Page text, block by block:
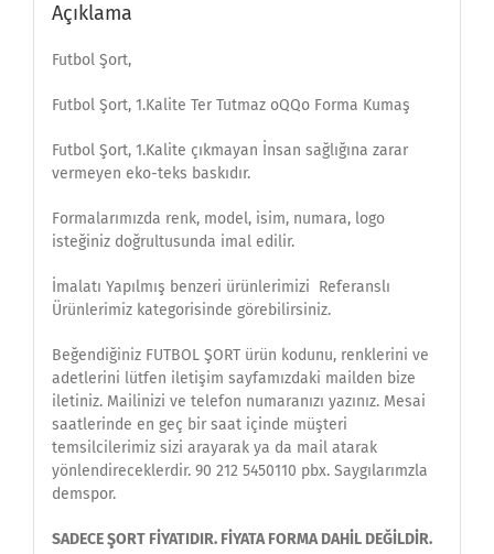
Açıklama
Futbol Şort,
Futbol Şort, 1.Kalite Ter Tutmaz oQQo Forma Kumaş
Futbol Şort, 1.Kalite çıkmayan İnsan sağlığına zarar
vermeyen eko-teks baskıdır.
Formalarımızda renk, model, isim, numara, logo
isteğiniz doğrultusunda imal edilir.
İmalatı Yapılmış benzeri ürünlerimizi Referanslı
Ürünlerimiz kategorisinde görebilirsiniz.
Beğendiğiniz FUTBOL ŞORT ürün kodunu, renklerini ve
adetlerini lütfen iletişim sayfamızdaki mailden bize
iletiniz. Mailinizi ve telefon numaranızı yazınız. Mesai
saatlerinde en geç bir saat içinde müşteri
temsilcilerimiz sizi arayarak ya da mail atarak
yönlendireceklerdir. 90 212 5450110 pbx. Saygılarımzla
demspor.
SADECE ŞORT FİYATIDIR. FİYATA FORMA DAHİL DEĞİLDİR.